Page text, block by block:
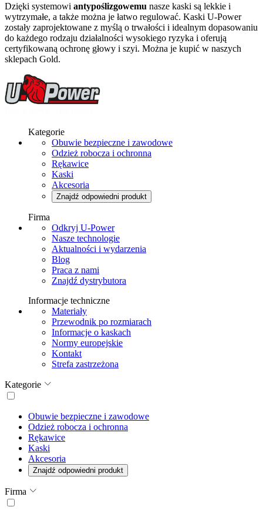
Dzięki systemowi antypoślizgowemu nasze kaski są lekkie i
wytrzymałe, a także można je łatwo regulować. Kaski U-Power
zostały zaprojektowane z myślą o trwałości i idealnym dopasowaniu
do każdego rodzaju działalności wysokiego ryzyka i oferują
certyfikowaną ochronę głowy i szyi. Można je kupić w naszych
sklepach Gold.
Kategorie
Obuwie bezpieczne i zawodowe
Odzież robocza i ochronna
Rękawice
Kaski
Akcesoria
Znajdź odpowiedni produkt
Firma
Odkryj U-Power
Nasze technologie
Aktualności i wydarzenia
Blog
Praca z nami
Znajdź dystrybutora
Informacje techniczne
Materiały
Przewodnik po rozmiarach
Informacje o kaskach
Normy europejskie
Kontakt
Strefa zastrzeżona
Kategorie
Obuwie bezpieczne i zawodowe
Odzież robocza i ochronna
Rękawice
Kaski
Akcesoria
Znajdź odpowiedni produkt
Firma